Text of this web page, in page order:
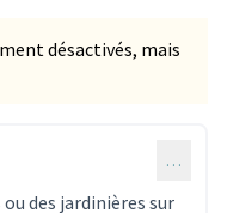
désactivés, mais
…
des jardinières sur